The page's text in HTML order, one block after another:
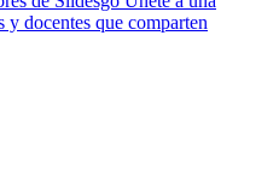
docentes que comparten